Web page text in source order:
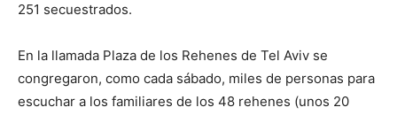
251 secuestrados.
En la llamada Plaza de los Rehenes de Tel Aviv se
congregaron, como cada sábado, miles de personas para
escuchar a los familiares de los 48 rehenes (unos 20